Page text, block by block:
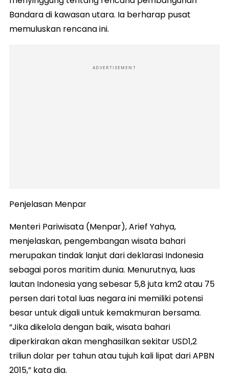
Bandara di kawasan utara. Ia berharap pusat
memuluskan rencana ini.
ADVERTISEMENT
Penjelasan Menpar
Menteri Pariwisata (Menpar), Arief Yahya,
menjelaskan, pengembangan wisata bahari
merupakan tindak lanjut dari deklarasi Indonesia
sebagai poros maritim dunia. Menurutnya, luas
lautan Indonesia yang sebesar 5,8 juta km2 atau 75
persen dari total luas negara ini memiliki potensi
besar untuk digali untuk kemakmuran bersama.
“Jika dikelola dengan baik, wisata bahari
diperkirakan akan menghasilkan sekitar USD1,2
triliun dolar per tahun atau tujuh kali lipat dari APBN
2015,” kata dia.